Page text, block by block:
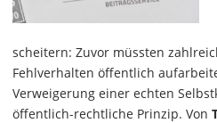
scheitern: Zuvor müssten
Fehlverhalten öffentlich
Verweigerung einer echten
öffentlich-rechtliche Prinzip. Von